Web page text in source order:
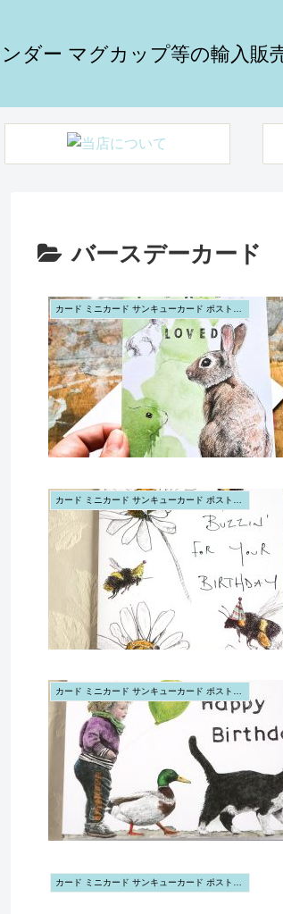
バースデーカード
カード ミニカード サンキューカード ポストカード